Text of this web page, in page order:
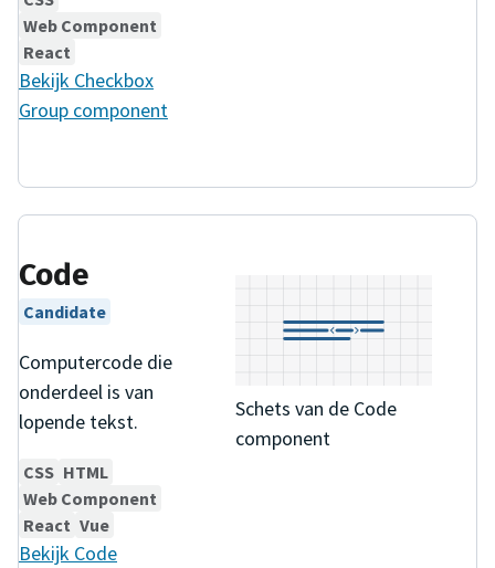
Web Component
React
Bekijk Checkbox
Group component
Schets van de Code
component
Code
Candidate
Computercode die
onderdeel is van
lopende tekst.
CSS HTML
Web Component
React Vue
Bekijk Code